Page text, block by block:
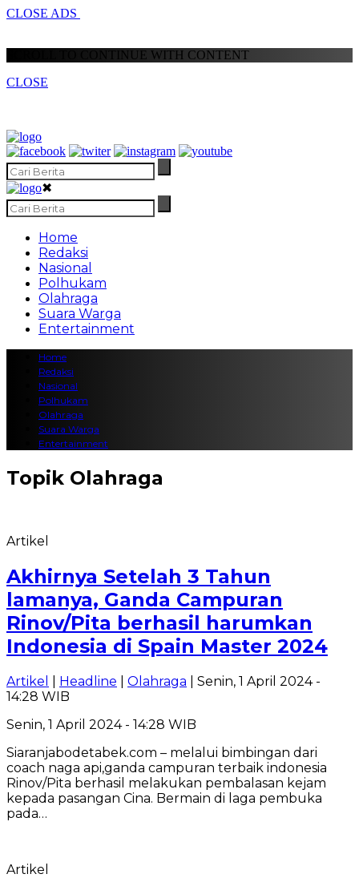
CLOSE ADS
SCROLL TO CONTINUE WITH CONTENT
CLOSE
✖
Home
Redaksi
Nasional
Polhukam
Olahraga
Suara Warga
Entertainment
Home
Redaksi
Nasional
Polhukam
Olahraga
Suara Warga
Entertainment
Topik Olahraga
Artikel
Akhirnya Setelah 3 Tahun
lamanya, Ganda Campuran
Rinov/Pita berhasil harumkan
Indonesia di Spain Master 2024
Artikel Headline Olahraga | Senin, 1 April 2024 -
14:28 WIB
Senin, 1 April 2024 - 14:28 WIB
Siaranjabodetabek.com – melalui bimbingan dari
coach naga api,ganda campuran terbaik indonesia
Rinov/Pita berhasil melakukan pembalasan kejam
kepada pasangan Cina. Bermain di laga pembuka
pada…
Artikel